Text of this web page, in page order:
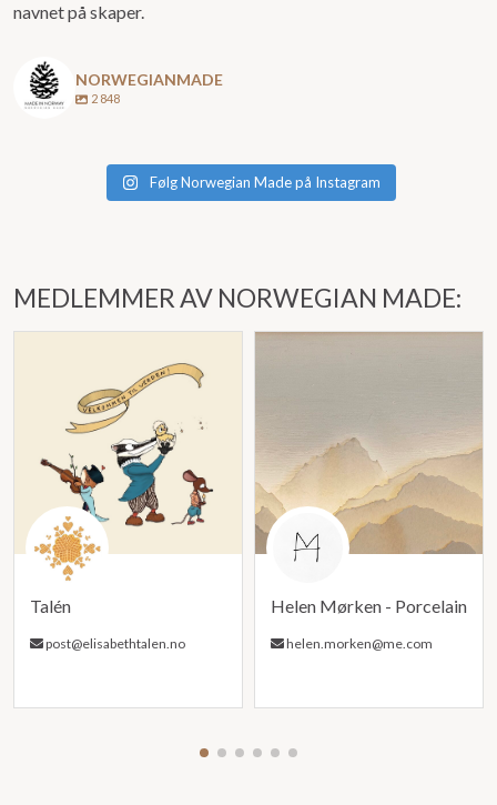
navnet på skaper.
NORWEGIANMADE
2 848
Følg Norwegian Made på Instagram
MEDLEMMER AV NORWEGIAN MADE:
Talén
post@elisabethtalen.no
Helen Mørken - Porcelain
helen.morken@me.com